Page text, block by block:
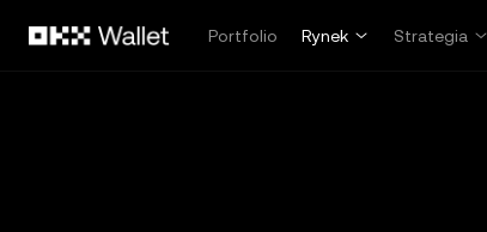
Portfolio
Rynek Strategia